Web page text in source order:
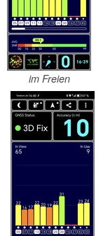
im Freien